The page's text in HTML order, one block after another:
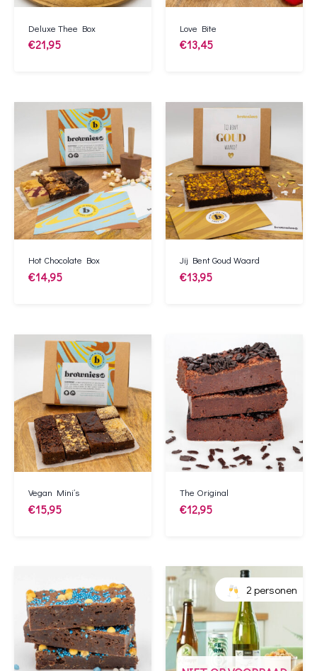
Deluxe Thee Box
€21,95
Love Bite
€13,45
Hot Chocolate Box
€14,95
Jij Bent Goud Waard
€13,95
Vegan Mini’s
€15,95
The Original
€12,95
2 personen